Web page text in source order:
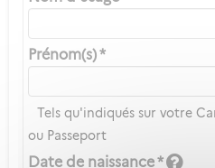
Prénom(s) *
Tels qu'indiqués sur votre
ou Passeport
Date de naissance *